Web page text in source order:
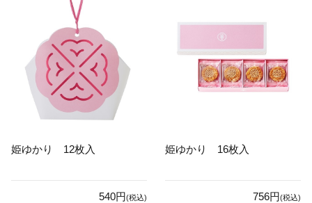
姫ゆかり 12枚入
540円(税込)
姫ゆかり 16枚入
756円(税込)